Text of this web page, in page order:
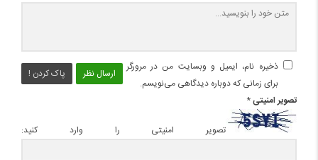
ارسال نظر پاک کردن !
ذخیره نام، ایمیل و وبسایت من در مرورگر
برای زمانی که دوباره دیدگاهی می‌نویسم.
تصویر امنیتی*
تصویر امنیتی را وارد کنید: